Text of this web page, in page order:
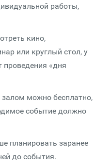
работы,
кино,
или круглый стол, у
проведения «дня
можно бесплатно,
событие должно
планировать заранее
до события.